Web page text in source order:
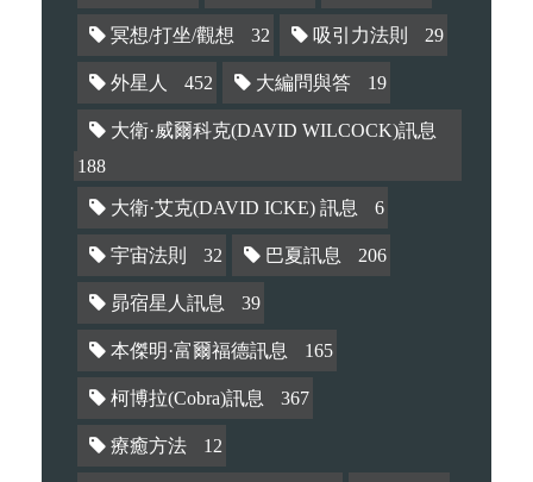
冥想/打坐/觀想 32 吸引力法則 29
外星人 452 大編問與答 19
大衛·威爾科克(DAVID WILCOCK)訊息
188
大衛·艾克(DAVID ICKE) 訊息 6
宇宙法則 32 巴夏訊息 206
昴宿星人訊息 39
本傑明·富爾福德訊息 165
柯博拉(Cobra)訊息 367
療癒方法 12